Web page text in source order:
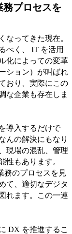
プロセスを
なってきた現在。
べく、 IT を活用
化によっての変革
ション）が叫ばれ
おり、実際にこの
な企業も存在しま
導入するだけで
んの解決にもなり
現場の混乱、管理
性もあります。
務のプロセスを見
て、適切なデジタ
れます。この一連
DX を推進するこ